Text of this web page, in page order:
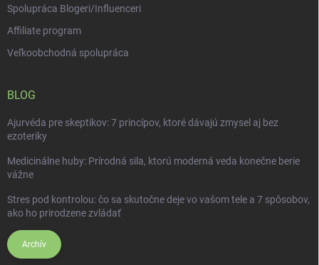
Spolupráca Blogeri/Influenceri
Affiliate program
Veľkoobchodná spolupráca
BLOG
Ajurvéda pre skeptikov: 7 princípov, ktoré dávajú zmysel aj bez
ezoteriky
Medicinálne huby: Prírodná sila, ktorú moderná veda konečne berie
vážne
Stres pod kontrolou: čo sa skutočne deje vo vašom tele a 7 spôsobov,
ako ho prirodzene zvládať
Archív